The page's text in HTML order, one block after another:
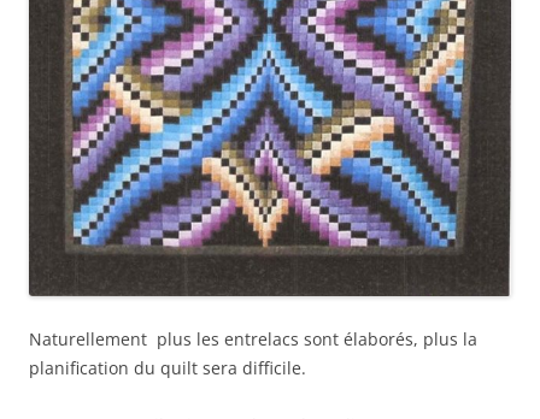
Naturellement plus les entrelacs sont élaborés, plus la
planification du quilt sera difficile.